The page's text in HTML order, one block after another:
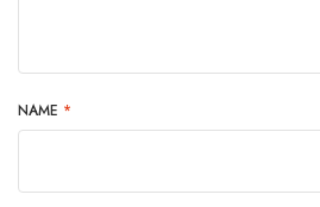
NAME *